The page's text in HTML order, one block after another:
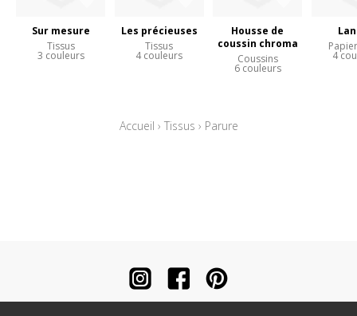
Sur mesure
Tissus
3 couleurs
Les précieuses
Tissus
4 couleurs
Housse de
coussin chroma
Coussins
6 couleurs
4
Accueil › Tissus › Parure